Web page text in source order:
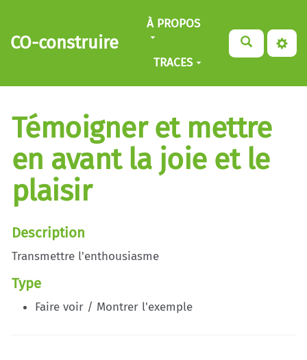
Aller au contenu principal
CO-construire
À PROPOS
TRACES
Témoigner et mettre
en avant la joie et le
plaisir
Description
Transmettre l'enthousiasme
Type
Faire voir / Montrer l'exemple